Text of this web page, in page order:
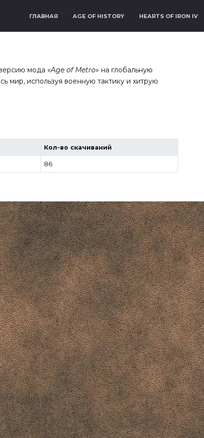
ГЛАВНАЯ AGE OF HISTORY HEARTS OF IRON IV
мода «Age of Metro» на глобальную
мир, используя военную тактику и хитрую
Кол-во скачиваний
86